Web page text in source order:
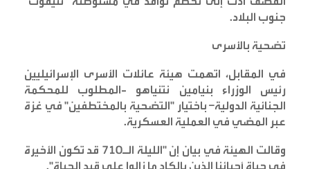
جنوب البلاد.
تضحية بالأسرى
في المقابل، اتهمت هيئة عائلات الأسرى الإسرائيليين
رئيس الوزراء بنيامين نتنياهو -المطلوب للمحكمة
الجنائية الدولية– باختيار "التضحية بالمختطفين" في غزة
عبر المضي في العملية العسكرية.
وقالت الهيئة في بيان إن "الليلة الـ710 قد تكون الأخيرة
في حياة أحبائنا الذين بالكاد ما زالوا على قيد الحياة".